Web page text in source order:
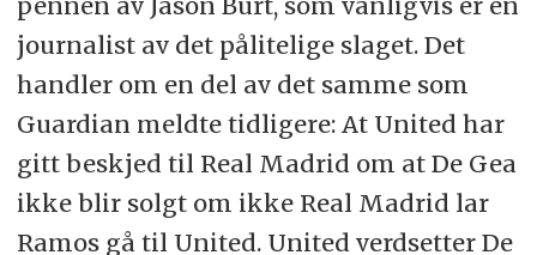
journalist av det pålitelige slaget. Det
handler om en del av det samme som
Guardian meldte tidligere: At United har
gitt beskjed til Real Madrid om at De Gea
ikke blir solgt om ikke Real Madrid lar
Ramos gå til United. United verdsetter De